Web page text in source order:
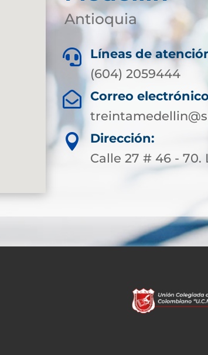
Antioquia

Líneas de
(604) 2059444

Correo

Dirección:
Calle 27 # 46 - 70.